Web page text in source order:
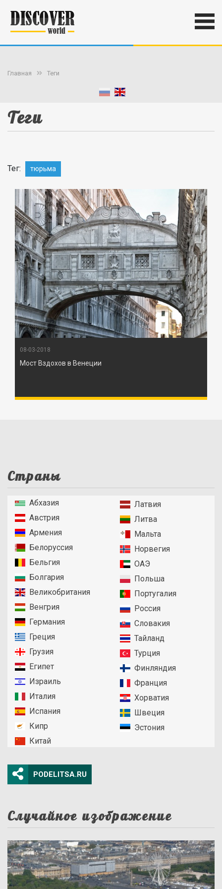
Главная Теги
Теги
Тег: тюрьма
08-03-2018
Мост Вздохов в Венеции
Страны
Абхазия
Австрия
Армения
Белоруссия
Бельгия
Болгария
Великобритания
Венгрия
Германия
Греция
Грузия
Египет
Израиль
Италия
Испания
Кипр
Китай
Латвия
Литва
Мальта
Норвегия
ОАЭ
Польша
Португалия
Россия
Словакия
Тайланд
Турция
Финляндия
Франция
Хорватия
Швеция
Эстония
PODELITSA.RU
Случайное изображение